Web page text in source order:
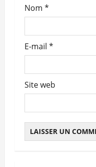
l
Nom *
E-mail *
Site web